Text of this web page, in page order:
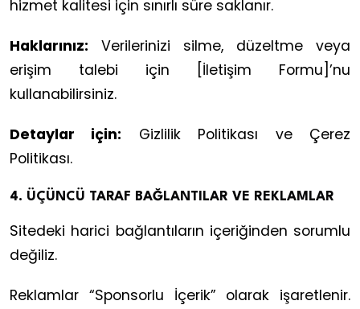
hizmet kalitesi için sınırlı süre saklanır.
Haklarınız: Verilerinizi silme, düzeltme veya
erişim talebi için [İletişim Formu]’nu
kullanabilirsiniz.
Detaylar için: Gizlilik Politikası ve Çerez
Politikası.
4. ÜÇÜNCÜ TARAF BAĞLANTILAR VE REKLAMLAR
Sitedeki harici bağlantıların içeriğinden sorumlu
değiliz.
Reklamlar “Sponsorlu İçerik” olarak işaretlenir.